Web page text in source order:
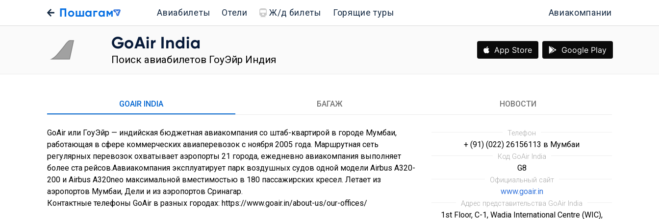
Пошагам Авиабилеты Отели Ж/д билеты Горящие туры Авиакомпании
GoAir India
Поиск авиабилетов ГоуЭйр Индия
App Store Google Play
GOAIR INDIA БАГАЖ НОВОСТИ
GoAir или ГоуЭйр — индийская бюджетная авиакомпания со штаб-квартирой в городе Мумбаи,
работающая в сфере коммерческих авиаперевозок с ноября 2005 года. Маршрутная сеть
регулярных перевозок охватывает аэропорты 21 города, ежедневно авиакомпания выполняет
более ста рейсов.Аавиакомпания эксплуатирует парк воздушных судов одной модели Airbus A320-
200 и Airbus A320neo максимальной вместимостью в 180 пассажирских кресел. Летает из
аэропортов Мумбаи, Дели и из аэропортов Сринагар.
Контактные телефоны GoAir в разных городах: https://www.goair.in/about-us/our-offices/
Телефон
+ (91) (022) 26156113 в Мумбаи
Код GoAir India
G8
Официальный сайт
www.goair.in
Адрес представительства GoAir India
1st Floor, C-1, Wadia International Centre (WIC),